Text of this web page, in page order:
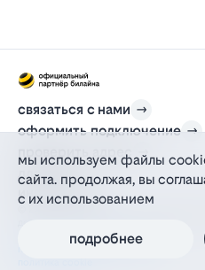
связаться с нами
оформить подключение
проверить адрес
для дома
информация
действующий на основании агентского
политика персональных данных
политика конфиденциальности
мы используем файлы
сайта. продолжая, вы
с их использованием
подробнее